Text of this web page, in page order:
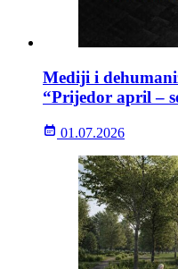
Mediji i
“Prijedor april –
01.07.2026